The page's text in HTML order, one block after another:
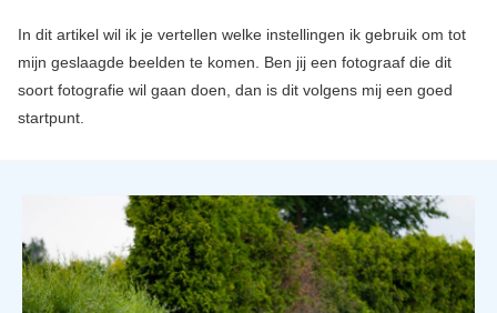
In dit artikel wil ik je vertellen welke instellingen ik gebruik om tot
mijn geslaagde beelden te komen. Ben jij een fotograaf die dit
soort fotografie wil gaan doen, dan is dit volgens mij een goed
startpunt.